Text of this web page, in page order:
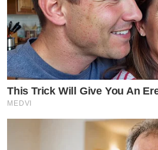
This Trick Will Give You An
MEDVI